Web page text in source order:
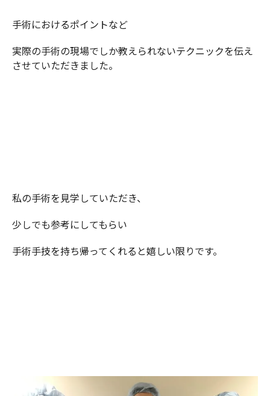
手術におけるポイントなど
実際の手術の現場でしか教えられないテクニックを伝え
させていただきました。
私の手術を見学していただき、
少しでも参考にしてもらい
手術手技を持ち帰ってくれると嬉しい限りです。